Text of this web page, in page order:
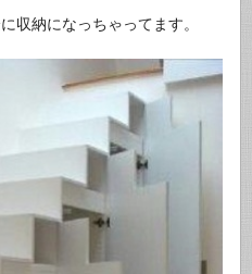
収納になっちゃってます。